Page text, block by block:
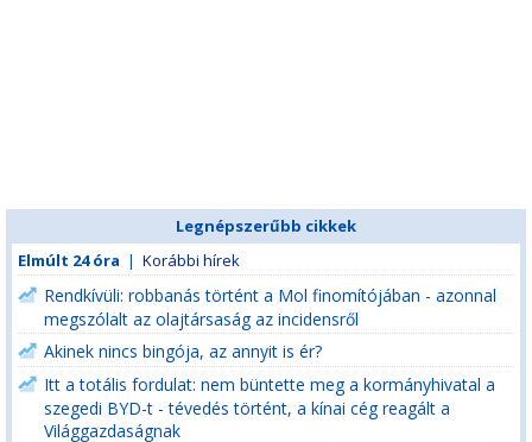
Legnépszerűbb cikkek
Elmúlt 24 óra | Korábbi hírek
Rendkívüli: robbanás történt a Mol finomítójában - azonnal
megszólalt az olajtársaság az incidensről
Akinek nincs bingója, az annyit is ér?
Itt a totális fordulat: nem büntette meg a kormányhivatal a
szegedi BYD-t - tévedés történt, a kínai cég reagált a
Világgazdaságnak